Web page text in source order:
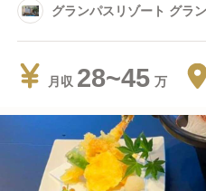
グランパスリゾート グラ
月収 28~45